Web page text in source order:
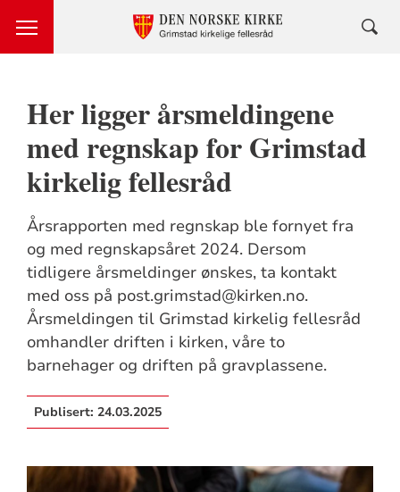
Her ligger årsmeldingene
med regnskap for Grimstad
kirkelig fellesråd
Årsrapporten med regnskap ble fornyet fra
og med regnskapsåret 2024. Dersom
tidligere årsmeldinger ønskes, ta kontakt
med oss på post.grimstad@kirken.no.
Årsmeldingen til Grimstad kirkelig fellesråd
omhandler driften i kirken, våre to
barnehager og driften på gravplassene.
Publisert: 24.03.2025